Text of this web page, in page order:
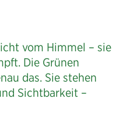
vom Himmel – sie
Die Grünen
das. Sie stehen
Sichtbarkeit –